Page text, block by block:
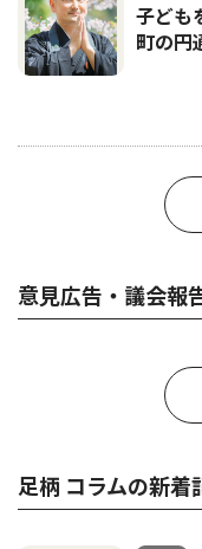
子ども
町の円
意見広告・議会報
足柄 コラムの新着